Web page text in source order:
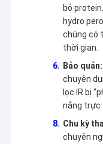
bỏ
hydro
chúng có
thời gian.
Bảo quản:
chuyên
lọc IR bị
nắng trực
Chu kỳ
chuyên